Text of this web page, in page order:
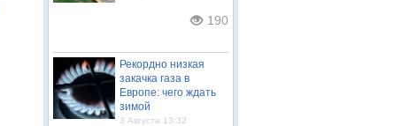
190
Рекордно низкая
закачка газа в
Европе: чего ждать
зимой
3 Августа 13:32